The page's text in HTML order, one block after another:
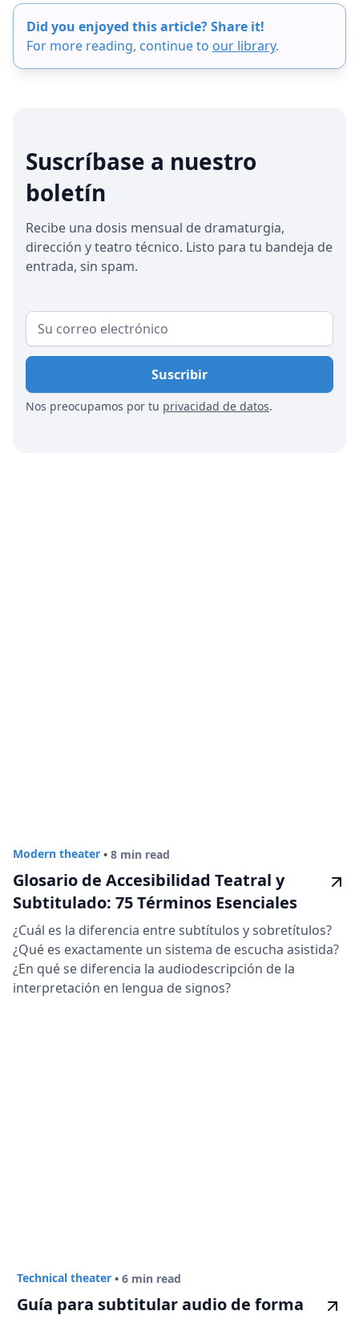
Suscríbase a nuestro
boletín
Recibe una dosis mensual de dramaturgia,
dirección y teatro técnico. Listo para tu bandeja de
entrada, sin spam.
Nos preocupamos por tu privacidad de datos.
enmarcaba el escenario y separaba a los actores
del público, creando un efecto de «caja de
imágenes». Además, el uso de escenarios en
obras de arte en 3D.
Did you enjoyed this article? Share it!
For more reading, continue to our library.
Modern theater • 8 min read
Glosario de Accesibilidad Teatral y
Subtitulado: 75 Términos Esenciales
¿Cuál es la diferencia entre subtítulos y sobretítulos?
¿Qué es exactamente un sistema de escucha asistida?
¿En qué se diferencia la audiodescripción de la
interpretación en lengua de signos?
Technical theater • 6 min read
Guía para subtitular audio de forma